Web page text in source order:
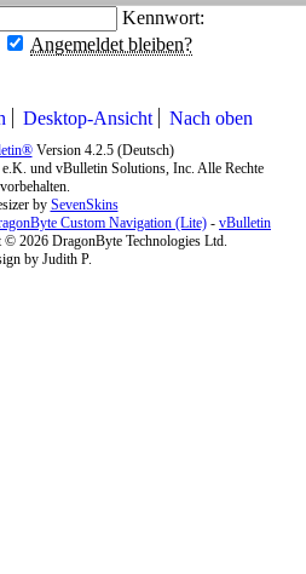
Kennwort:
Angemeldet bleiben?
Desktop-Ansicht Nach oben
Version 4.2.5 (Deutsch)
und vBulletin Solutions, Inc. Alle Rechte
vorbehalten.
by SevenSkins
Custom Navigation (Lite) - vBulletin
2026 DragonByte Technologies Ltd.
by Judith P.